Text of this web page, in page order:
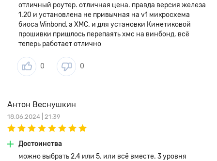
отличный роутер. отличная цена. правда версия железа
1.20 и установлена не привычная на v1 микросхема
биоса Winbond, а XMC. и для установки Кинетиковой
прошивки пришлось перепаять хмс на винбонд. всё
теперь работает отлично
0 0
Антон Веснушкин
18.06.2024 | 21:39
Достоинства
можно выбрать 2,4 или 5. или всё вместе. 3 уровня